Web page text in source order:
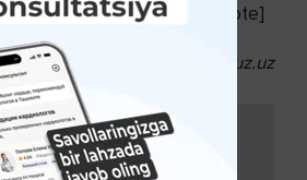
o‘zingizni ayblang![/su_quote]
mo‘jizasi» kitobi. Ziyouz.uz
Mustahkam salomatlik
ovqatlanishga bog‘liq ( 30-